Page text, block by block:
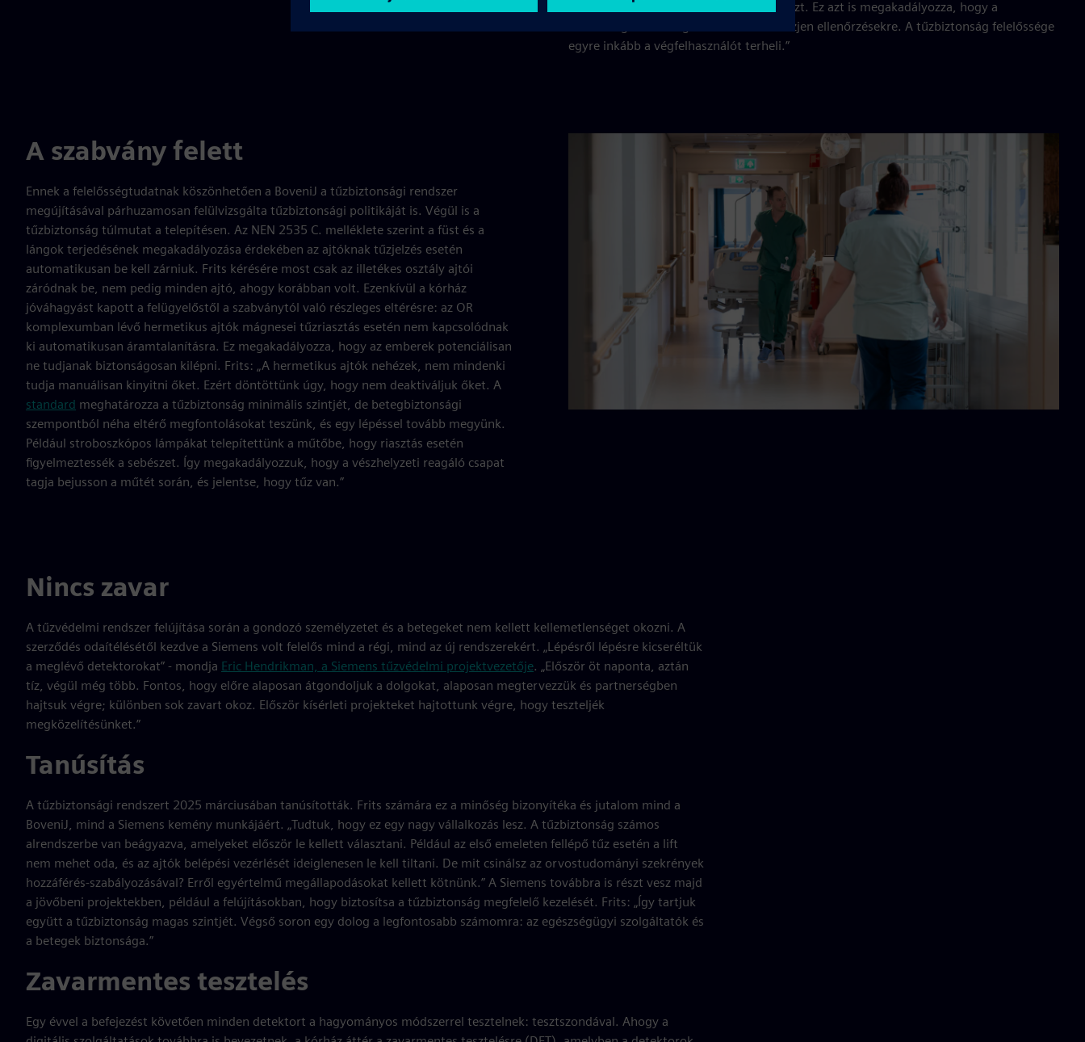
kommunikálunk, hogy tovább javítsuk ezt. Ez azt is megakadályozza, hogy a
tűzoltóság évente legalább kétszer érkezjen ellenőrzésekre. A tűzbiztonság felelőssége
egyre inkább a végfelhasználót terheli.”
A szabvány felett
Ennek a felelősségtudatnak köszönhetően a BoveniJ a tűzbiztonsági rendszer
megújításával párhuzamosan felülvizsgálta tűzbiztonsági politikáját is. Végül is a
tűzbiztonság túlmutat a telepítésen. Az NEN 2535 C. melléklete szerint a füst és a
lángok terjedésének megakadályozása érdekében az ajtóknak tűzjelzés esetén
automatikusan be kell zárniuk. Frits kérésére most csak az illetékes osztály ajtói
záródnak be, nem pedig minden ajtó, ahogy korábban volt. Ezenkívül a kórház
jóváhagyást kapott a felügyelőstől a szabványtól való részleges eltérésre: az OR
komplexumban lévő hermetikus ajtók mágnesei tűzriasztás esetén nem kapcsolódnak
ki automatikusan áramtalanításra. Ez megakadályozza, hogy az emberek potenciálisan
ne tudjanak biztonságosan kilépni. Frits: „A hermetikus ajtók nehézek, nem mindenki
tudja manuálisan kinyitni őket. Ezért döntöttünk úgy, hogy nem deaktiváljuk őket. A
standard meghatározza a tűzbiztonság minimális szintjét, de betegbiztonsági
szempontból néha eltérő megfontolásokat teszünk, és egy lépéssel tovább megyünk.
Például stroboszkópos lámpákat telepítettünk a műtőbe, hogy riasztás esetén
figyelmeztessék a sebészet. Így megakadályozzuk, hogy a vészhelyzeti reagáló csapat
tagja bejusson a műtét során, és jelentse, hogy tűz van.”
Nincs zavar
A tűzvédelmi rendszer felújítása során a gondozó személyzetet és a betegeket nem kellett kellemetlenséget okozni. A
szerződés odaítélésétől kezdve a Siemens volt felelős mind a régi, mind az új rendszerekért. „Lépésről lépésre kicseréltük
a meglévő detektorokat” - mondja Eric Hendrikman, a Siemens tűzvédelmi projektvezetője. „Először öt naponta, aztán
tíz, végül még több. Fontos, hogy előre alaposan átgondoljuk a dolgokat, alaposan megtervezzük és partnerségben
hajtsuk végre; különben sok zavart okoz. Először kísérleti projekteket hajtottunk végre, hogy teszteljék
megközelítésünket.”
Tanúsítás
A tűzbiztonsági rendszert 2025 márciusában tanúsították. Frits számára ez a minőség bizonyítéka és jutalom mind a
BoveniJ, mind a Siemens kemény munkájáért. „Tudtuk, hogy ez egy nagy vállalkozás lesz. A tűzbiztonság számos
alrendszerbe van beágyazva, amelyeket először le kellett választani. Például az első emeleten fellépő tűz esetén a lift
nem mehet oda, és az ajtók belépési vezérlését ideiglenesen le kell tiltani. De mit csinálsz az orvostudományi szekrények
hozzáférés-szabályozásával? Erről egyértelmű megállapodásokat kellett kötnünk.” A Siemens továbbra is részt vesz majd
a jövőbeni projektekben, például a felújításokban, hogy biztosítsa a tűzbiztonság megfelelő kezelését. Frits: „Így tartjuk
együtt a tűzbiztonság magas szintjét. Végső soron egy dolog a legfontosabb számomra: az egészségügyi szolgáltatók és
a betegek biztonsága.”
Zavarmentes tesztelés
Egy évvel a befejezést követően minden detektort a hagyományos módszerrel tesztelnek: tesztszondával. Ahogy a